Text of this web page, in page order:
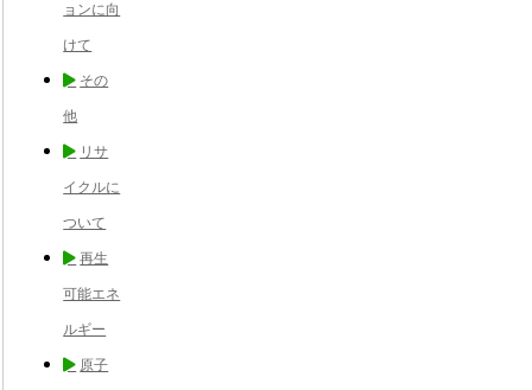
ョンに向
けて
その
他
リサ
イクルに
ついて
再生
可能エネ
ルギー
原子